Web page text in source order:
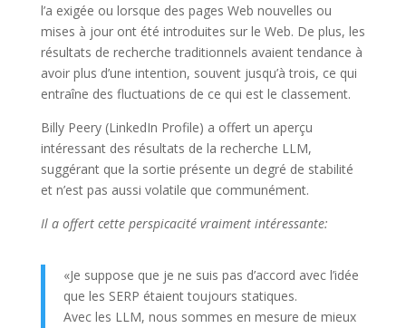
l’a exigée ou lorsque des pages Web nouvelles ou
mises à jour ont été introduites sur le Web. De plus, les
résultats de recherche traditionnels avaient tendance à
avoir plus d’une intention, souvent jusqu’à trois, ce qui
entraîne des fluctuations de ce qui est le classement.
Billy Peery (LinkedIn Profile) a offert un aperçu
intéressant des résultats de la recherche LLM,
suggérant que la sortie présente un degré de stabilité
et n’est pas aussi volatile que communément.
Il a offert cette perspicacité vraiment intéressante:
«Je suppose que je ne suis pas d’accord avec l’idée
que les SERP étaient toujours statiques.
Avec les LLM, nous sommes en mesure de mieux